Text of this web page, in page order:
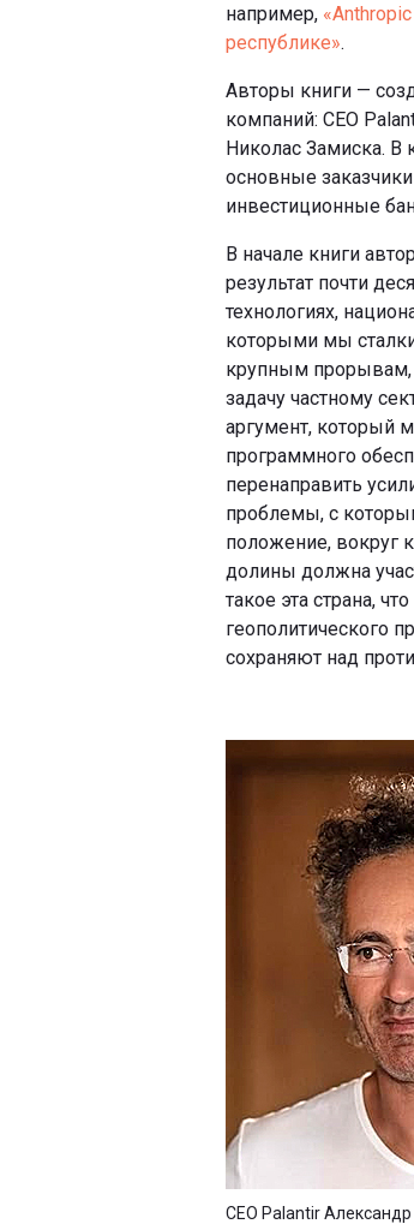
например,
республике».
Авторы книги —
компаний: CEO
Николас Замиска. В
основные
инвестиционные
В начале книги
результат почти
технологиях,
которыми мы
крупным прорывам,
задачу частному
аргумент, который
программного
перенаправить
проблемы, с
положение, вокруг
долины должна
такое эта страна,
геополитического
сохраняют над
CEO Palantir